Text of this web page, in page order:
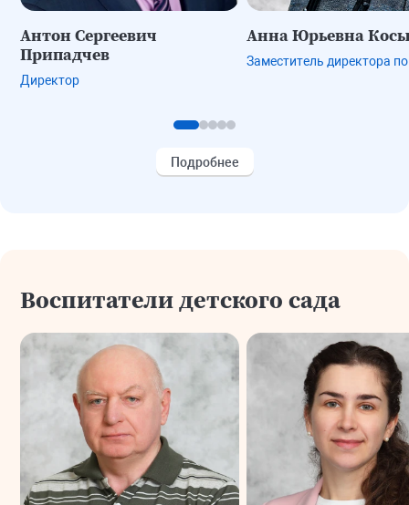
Антон Сергеевич
Припадчев
Директор
Анна Юрьевна
Заместитель директора
Подробнее
Воспитатели детского сада